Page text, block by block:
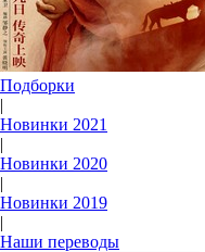
Подборки
|
Новинки 2021
|
Новинки 2020
|
Новинки 2019
|
Наши переводы